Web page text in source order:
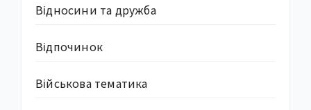
Відносини та дружба
Відпочинок
Військова тематика